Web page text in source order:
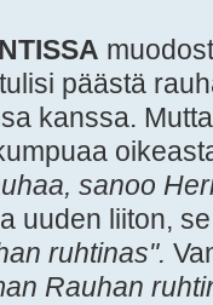
päästä
kanssa.
sanoo
uuden liiton,
ruhtinas".
Rauhan